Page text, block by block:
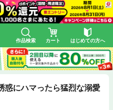
作品検索 カート はじめての方へ
惑にハマったら猛烈な溺愛